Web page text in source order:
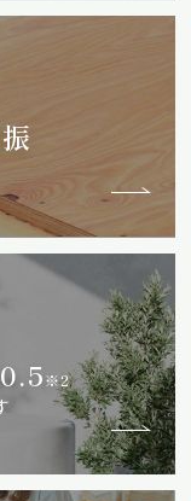
※2